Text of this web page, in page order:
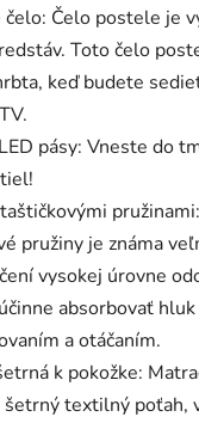
čelo: Čelo postele je
Toto čelo
keď budete
pásy: Vneste do
pružiny je známa
vysokej úrovne
absorbovať
a otáčaním.
k pokožke:
šetrný textilný poťah,